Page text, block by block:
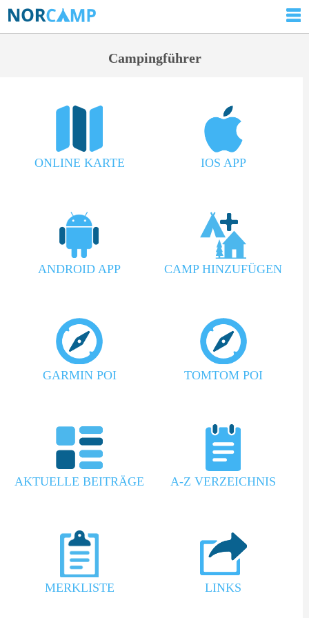
Campingführer
ONLINE KARTE IOS APP
ANDROID APP CAMP HINZUFÜGEN
GARMIN POI TOMTOM POI
AKTUELLE BEITRÄGE A-Z VERZEICHNIS
MERKLISTE LINKS